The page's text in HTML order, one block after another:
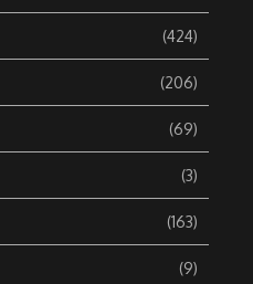
(424)
(206)
(69)
(3)
(163)
(9)